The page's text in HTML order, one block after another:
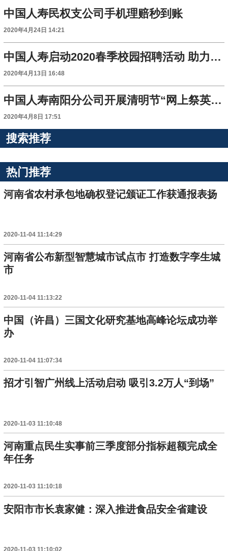
中国人寿民权支公司手机理赔秒到账
2020年4月24日 14:21
中国人寿启动2020春季校园招聘活动 助力“稳就业”
2020年4月13日 16:48
中国人寿南阳分公司开展清明节“网上祭英烈”活动
2020年4月8日 17:51
搜索推荐
热门推荐
河南省农村承包地确权登记颁证工作获通报表扬
2020-11-04 11:14:29
河南省公布新型智慧城市试点市 打造数字孪生城
市
2020-11-04 11:13:22
中国（许昌）三国文化研究基地高峰论坛成功举
办
2020-11-04 11:07:34
招才引智广州线上活动启动 吸引3.2万人“到场”
2020-11-03 11:10:48
河南重点民生实事前三季度部分指标超额完成全
年任务
2020-11-03 11:10:18
安阳市市长袁家健：深入推进食品安全省建设
2020-11-03 11:10:02